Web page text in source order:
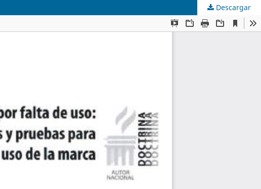
Descargar